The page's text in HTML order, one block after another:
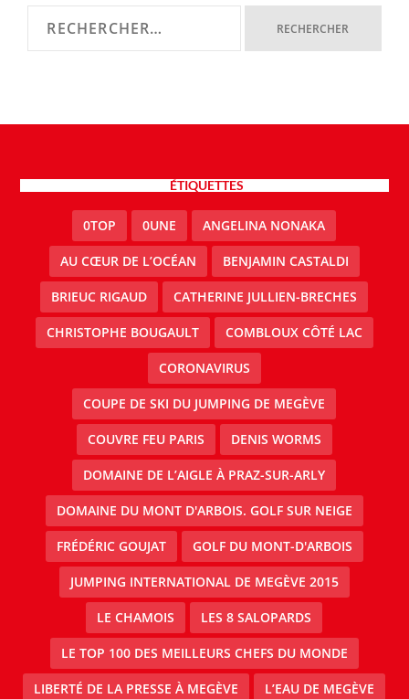
ÉTIQUETTES
0TOP 0UNE ANGELINA NONAKA
AU CŒUR DE L’OCÉAN BENJAMIN CASTALDI
BRIEUC RIGAUD CATHERINE JULLIEN-BRECHES
CHRISTOPHE BOUGAULT COMBLOUX CÔTÉ LAC
CORONAVIRUS
COUPE DE SKI DU JUMPING DE MEGÈVE
COUVRE FEU PARIS DENIS WORMS
DOMAINE DE L’AIGLE À PRAZ-SUR-ARLY
DOMAINE DU MONT D'ARBOIS. GOLF SUR NEIGE
FRÉDÉRIC GOUJAT GOLF DU MONT-D'ARBOIS
JUMPING INTERNATIONAL DE MEGÈVE 2015
LE CHAMOIS LES 8 SALOPARDS
LE TOP 100 DES MEILLEURS CHEFS DU MONDE
LIBERTÉ DE LA PRESSE À MEGÈVE L’EAU DE MEGÈVE